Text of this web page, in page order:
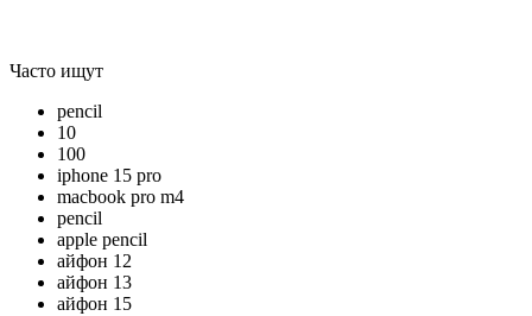
Часто ищут
pencil
10
100
iphone 15 pro
macbook pro m4
pencil
apple pencil
айфон 12
айфон 13
айфон 15